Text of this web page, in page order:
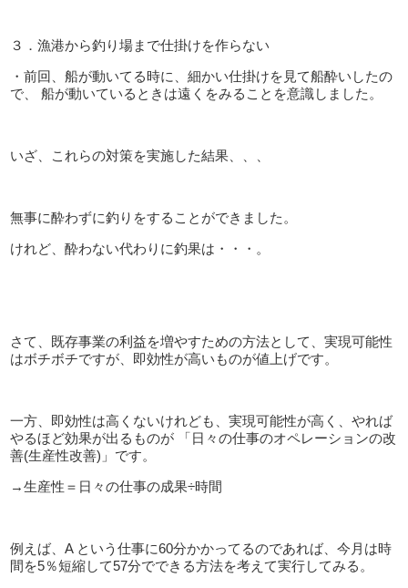
３．漁港から釣り場まで仕掛けを作らない
・前回、船が動いてる時に、細かい仕掛けを見て船酔いしたの
で、 船が動いているときは遠くをみることを意識しました。
いざ、これらの対策を実施した結果、、、
無事に酔わずに釣りをすることができました。
けれど、酔わない代わりに釣果は・・・。
さて、既存事業の利益を増やすための方法として、実現可能性
はボチボチですが、即効性が高いものが値上げです。
一方、即効性は高くないけれども、実現可能性が高く、やれば
やるほど効果が出るものが 「日々の仕事のオペレーションの改
善(生産性改善) 」です。
→生産性＝日々の仕事の成果÷時間
例えば、A という仕事に60分かかってるのであれば、今月は時
間を5％短縮して57分でできる方法を考えて実行してみる。